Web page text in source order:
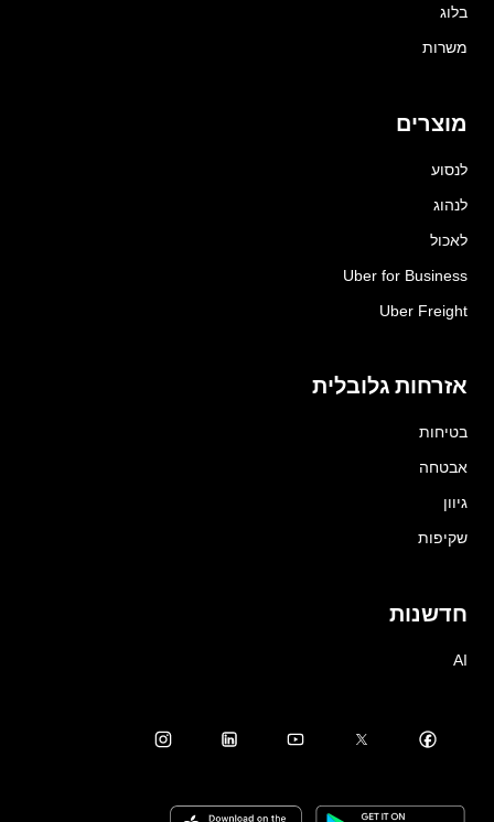
בלוג
משרות
מוצרים
לנסוע
לנהוג
לאכול
Uber for Business
Uber Freight
אזרחות גלובלית
בטיחות
אבטחה
גיוון
שקיפות
חדשנות
AI